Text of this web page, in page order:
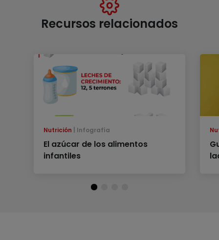
Recursos relacionados
Nutrición Infografía
El azúcar de los alimentos
infantiles